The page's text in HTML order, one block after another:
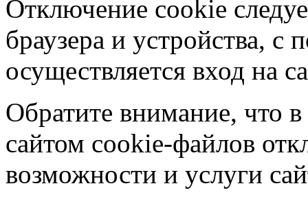
Отключение cookie
браузера и устройства,
осуществляется вход на
Обратите внимание, что в
сайтом cookie-файлов
возможности и услуги